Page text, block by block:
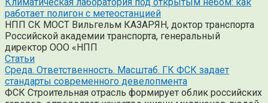
работает полигон с метеостанцией
НПП СК МОСТ Вильгельм КАЗАРЯН, доктор транспорта
Российской академии транспорта, генеральный
директор ООО «НПП
Статьи
Среда. Ответственность. Масштаб. ГК ФСК задает
стандарты современного девелопмента
ФСК Строительная отрасль формирует облик российских